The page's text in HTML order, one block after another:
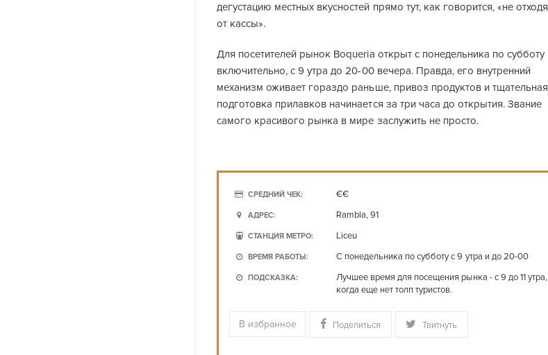
дегустацию местных вкусностей прямо тут, как говорится, «не отходя
от кассы».
Для посетителей рынок Boqueria открыт с понедельника по субботу
включительно, с 9 утра до 20-00 вечера. Правда, его внутренний
механизм оживает гораздо раньше, привоз продуктов и тщательная
подготовка прилавков начинается за три часа до открытия. Звание
самого красивого рынка в мире заслужить не просто.
СРЕДНИЙ ЧЕК: €€
АДРЕС: Rambla, 91
СТАНЦИЯ МЕТРО: Liceu
ВРЕМЯ РАБОТЫ: C понедельника по субботу с 9 утра и до 20-00
ПОДСКАЗКА:
Лучшее время для посещения рынка - с 9 до 11 утра,
когда еще нет толп туристов.
В избранное Поделиться Твитнуть